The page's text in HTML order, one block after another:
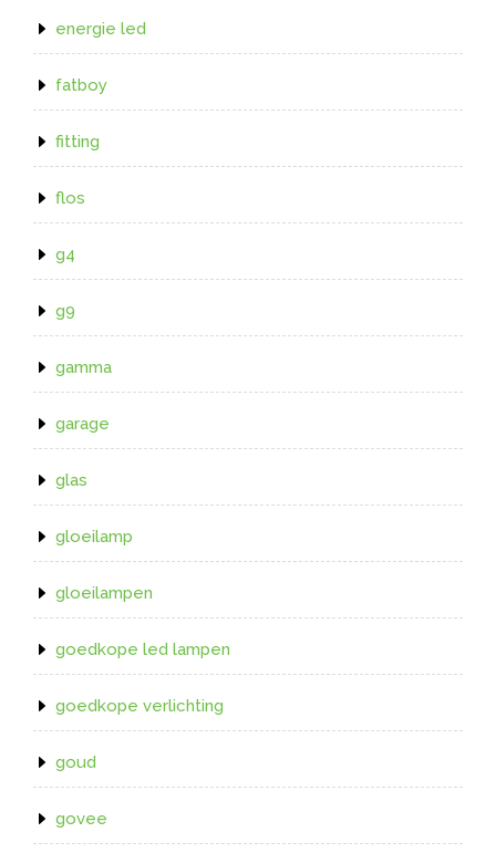
energie led
fatboy
fitting
flos
g4
g9
gamma
garage
glas
gloeilamp
gloeilampen
goedkope led lampen
goedkope verlichting
goud
govee